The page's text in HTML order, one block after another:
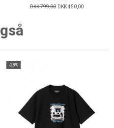
DKK 799,00 DKK 450,00
-28%